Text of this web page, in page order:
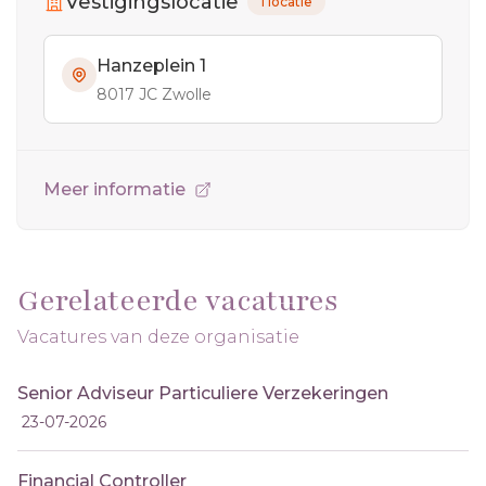
Hanzeplein 1
8017 JC Zwolle
Meer informatie
Gerelateerde vacatures
Vacatures van deze organisatie
Senior Adviseur Particuliere Verzekeringen
23-07-2026
Financial Controller